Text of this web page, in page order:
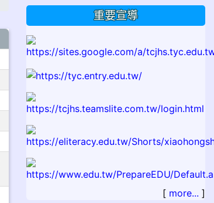
重要宣導
[ more... ]